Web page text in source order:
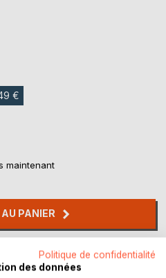
€
maintenant
PANIER
Politique de confidentialité
des données